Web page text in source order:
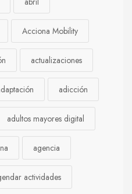
Acciona Mobility
actualizaciones
adicción
adultos mayores digital
agencia
actividades